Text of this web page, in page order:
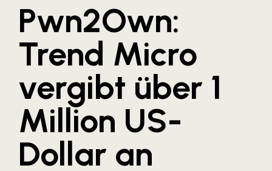
Meldungen
AKTUELLES
ALEX Krems
Amazon Web Services
Artweger
AustroCel Hallein
Pwn2Own:
Trend Micro
vergibt über 1
Million US-
Dollar an